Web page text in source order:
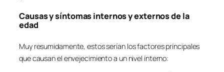
Causas y síntomas internos y externos de la
edad
Muy resumidamente, estos serían los factores principales
que causan el envejecimiento a un nivel interno: